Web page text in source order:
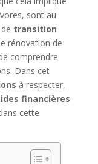
sont au
transition
rénovation de
comprendre
Dans cet
à respecter,
financières
cette